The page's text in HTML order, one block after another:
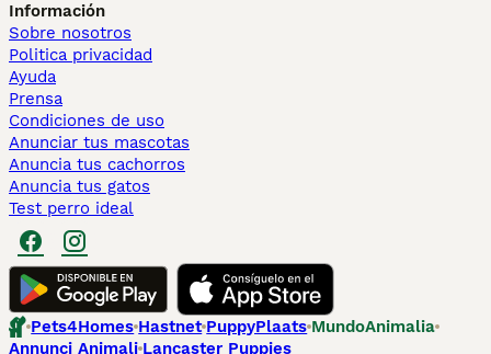
Información
Sobre nosotros
Politica privacidad
Ayuda
Prensa
Condiciones de uso
Anunciar tus mascotas
Anuncia tus cachorros
Anuncia tus gatos
Test perro ideal
Pets4Homes Hastnet PuppyPlaats MundoAnimalia
Annunci Animali Lancaster Puppies